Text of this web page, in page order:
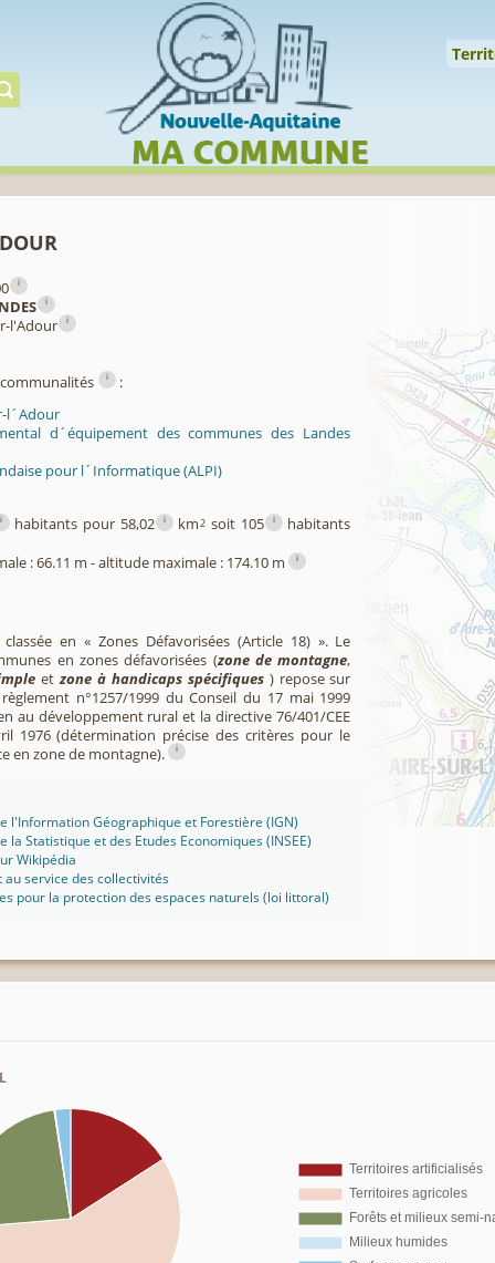
Gérer préserver
i
i
l'Adour i
i
:
l´Adour
d´équipement des communes des Landes
pour l´Informatique (ALPI)
i habitants pour 58,02 i km2 soit 105 i habitants
: 66.11 m - altitude maximale : 174.10 m i
en « Zones Défavorisées (Article 18) ». Le
en zones défavorisées (zone de montagne,
etzone à handicaps spécifiques) repose sur
n°1257/1999 du Conseil du 17 mai 1999
au développement rural et la directive 76/401/CEE
1976 (détermination précise des critères pour le
en zone de montagne).
i
l'Information Géographique et Forestière (IGN)
la Statistique et des Etudes Economiques (INSEE)
Wikipédia
au service des collectivités
pour la protection des espaces naturels (loi littoral)
Cookies management panel